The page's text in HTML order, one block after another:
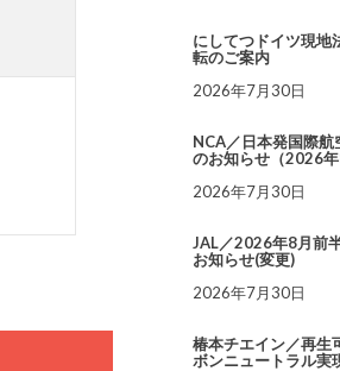
にしてつドイツ現地
転のご案内
2026年7月30日
NCA／日本発国際
のお知らせ（2026
2026年7月30日
JAL／2026年8月前
お知らせ(変更)
2026年7月30日
椿本チエイン／再生
ボンニュートラル実